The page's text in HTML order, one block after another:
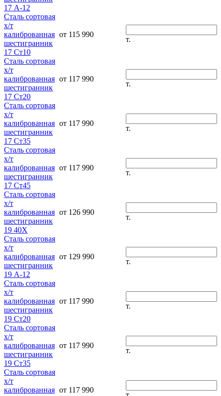
17 А-12
Сталь сортовая
х/т
калиброванная
шестигранник
17 Ст10
от 115 990
т.
Сталь сортовая
х/т
калиброванная
шестигранник
17 Ст20
от 117 990
т.
Сталь сортовая
х/т
калиброванная
шестигранник
17 Ст35
от 117 990
т.
Сталь сортовая
х/т
калиброванная
шестигранник
17 Ст45
от 117 990
т.
Сталь сортовая
х/т
калиброванная
шестигранник
19 40Х
от 126 990
т.
Сталь сортовая
х/т
калиброванная
шестигранник
19 А-12
от 129 990
т.
Сталь сортовая
х/т
калиброванная
шестигранник
19 Ст20
от 117 990
т.
Сталь сортовая
х/т
калиброванная
шестигранник
19 Ст35
от 117 990
т.
Сталь сортовая
х/т
калиброванная от 117 990